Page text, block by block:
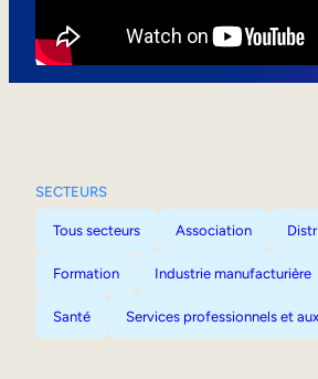
SECTEURS
Tous secteurs Association
Formation Industrie manufacturière
Santé Services professionnels et